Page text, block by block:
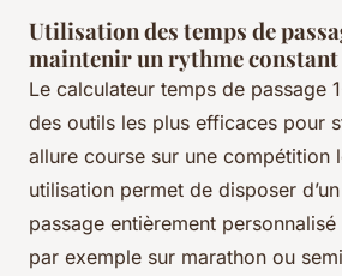
Utilisation des temps de
maintenir un rythme constant
Le calculateur temps de passage
des outils les plus efficaces pour
allure course sur une compétition
utilisation permet de disposer
passage entièrement personnalisé
par exemple sur marathon ou